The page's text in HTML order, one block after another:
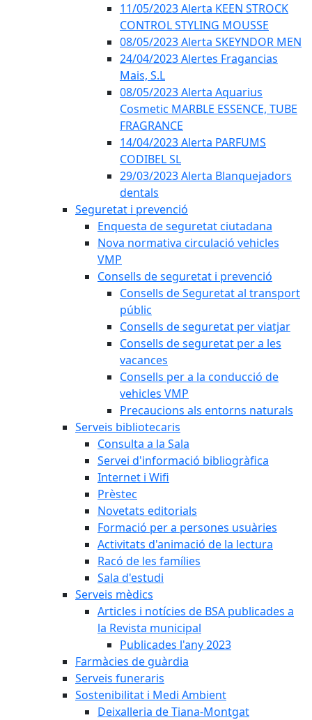
11/05/2023 Alerta KEEN STROCK
CONTROL STYLING MOUSSE
08/05/2023 Alerta SKEYNDOR MEN
24/04/2023 Alertes Fragancias
Mais, S.L
08/05/2023 Alerta Aquarius
Cosmetic MARBLE ESSENCE, TUBE
FRAGRANCE
14/04/2023 Alerta PARFUMS
CODIBEL SL
29/03/2023 Alerta Blanquejadors
dentals
Seguretat i prevenció
Enquesta de seguretat ciutadana
Nova normativa circulació vehicles
VMP
Consells de seguretat i prevenció
Consells de Seguretat al transport
públic
Consells de seguretat per viatjar
Consells de seguretat per a les
vacances
Consells per a la conducció de
vehicles VMP
Precaucions als entorns naturals
Serveis bibliotecaris
Consulta a la Sala
Servei d'informació bibliogràfica
Internet i Wifi
Prèstec
Novetats editorials
Formació per a persones usuàries
Activitats d'animació de la lectura
Racó de les famílies
Sala d'estudi
Serveis mèdics
Articles i notícies de BSA publicades a
la Revista municipal
Publicades l'any 2023
Farmàcies de guàrdia
Serveis funeraris
Sostenibilitat i Medi Ambient
Deixalleria de Tiana-Montgat